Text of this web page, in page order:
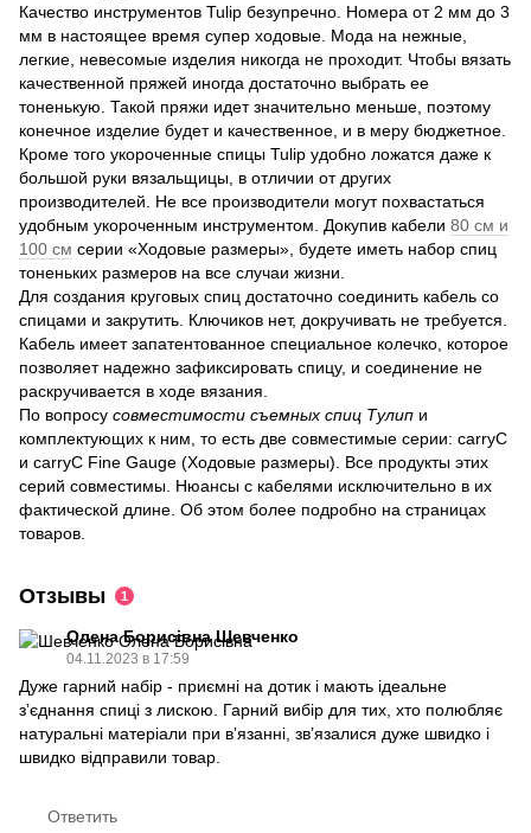
Качество инструментов Tulip безупречно. Номера от 2 мм до 3
мм в настоящее время супер ходовые. Мода на нежные,
легкие, невесомые изделия никогда не проходит. Чтобы вязать
качественной пряжей иногда достаточно выбрать ее
тоненькую. Такой пряжи идет значительно меньше, поэтому
конечное изделие будет и качественное, и в меру бюджетное.
Кроме того укороченные спицы Tulip удобно ложатся даже к
большой руки вязальщицы, в отличии от других
производителей. Не все производители могут похвастаться
удобным укороченным инструментом. Докупив кабели 80 см и
100 см серии «Ходовые размеры», будете иметь набор спиц
тоненьких размеров на все случаи жизни.
Для создания круговых спиц достаточно соединить кабель со
спицами и закрутить. Ключиков нет, докручивать не требуется.
Кабель имеет запатентованное специальное колечко, которое
позволяет надежно зафиксировать спицу, и соединение не
раскручивается в ходе вязания.
По вопросу совместимости съемных спиц Тулип и
комплектующих к ним, то есть две совместимые серии: carryC
и carryC Fine Gauge (Ходовые размеры). Все продукты этих
серий совместимы. Нюансы с кабелями исключительно в их
фактической длине. Об этом более подробно на страницах
товаров.
Отзывы 1
Олена Борисівна Шевченко
04.11.2023 в 17:59
Дуже гарний набір - приємні на дотик і мають ідеальне
зʼєднання спиці з лискою. Гарний вибір для тих, хто полюбляє
натуральні матеріали при вʼязанні, звʼязалися дуже швидко і
швидко відправили товар.
Ответить